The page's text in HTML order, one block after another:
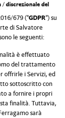
discrezionale del
679 ("GDPR") su
di Salvatore
le seguenti:
è effettuato
del trattamento
offrirle i Servizi, ed
sottoscritto con
a fornire i propri
finalità. Tuttavia,
sarà